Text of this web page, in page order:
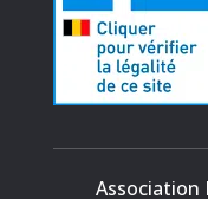
Association